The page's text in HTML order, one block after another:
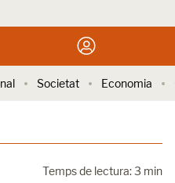
Societat Economia
Temps de lectura: 3 min